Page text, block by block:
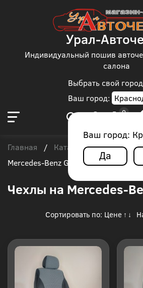
Выбрать свой
Ваш город:
Ваш город:
Да
Урал-
Индивидуальный пошив
салона
Главная / Каталог чехлов /
Mercedes-Benz GL
Чехлы на Mercedes-
Сортировать по: Цене ↑ ↓